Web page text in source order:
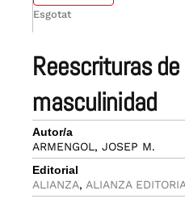
reescrituras de la
masculinidad
Autor/a
ARMENGOL, JOSEP M.
Editorial
ALIANZA,ALIANZA
Esgotat